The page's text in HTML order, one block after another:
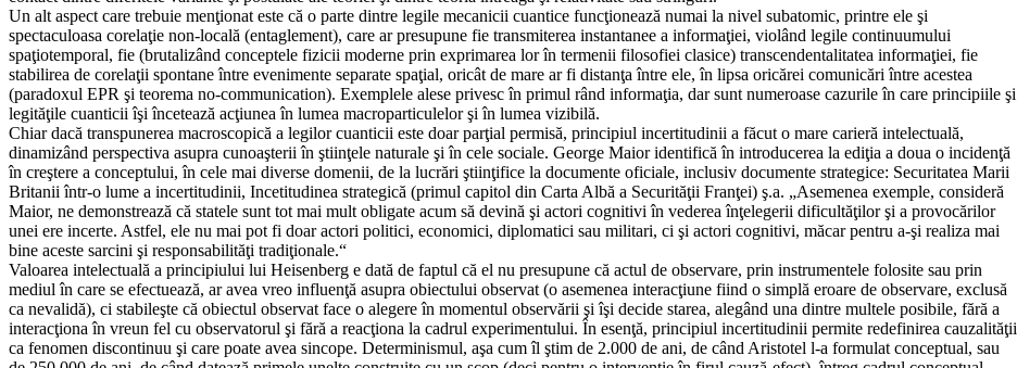
Un alt aspect care trebuie menţionat este că o parte dintre legile mecanicii cuantice funcţionează numai la nivel subatomic, printre ele şi
spectaculoasa corelaţie non-locală (entaglement), care ar presupune fie transmiterea instantanee a informaţiei, violând legile continuumului
spaţiotemporal, fie (brutalizând conceptele fizicii moderne prin exprimarea lor în termenii filosofiei clasice) transcendentalitatea informaţiei, fie
stabilirea de corelaţii spontane între evenimente separate spaţial, oricât de mare ar fi distanţa între ele, în lipsa oricărei comunicări între acestea
(paradoxul EPR şi teorema no-communication). Exemplele alese privesc în primul rând informaţia, dar sunt numeroase cazurile în care principiile şi
legităţile cuanticii îşi încetează acţiunea în lumea macroparticulelor şi în lumea vizibilă.
Chiar dacă transpunerea macroscopică a legilor cuanticii este doar parţial permisă, principiul incertitudinii a făcut o mare carieră intelectuală,
dinamizând perspectiva asupra cunoaşterii în ştiinţele naturale şi în cele sociale. George Maior identifică în introducerea la ediţia a doua o incidenţă
în creştere a conceptului, în cele mai diverse domenii, de la lucrări ştiinţifice la documente oficiale, inclusiv documente strategice: Securitatea Marii
Britanii într-o lume a incertitudinii, Incetitudinea strategică (primul capitol din Carta Albă a Securităţii Franţei) ş.a. „Asemenea exemple, consideră
Maior, ne demonstrează că statele sunt tot mai mult obligate acum să devină şi actori cognitivi în vederea înţelegerii dificultăţilor şi a provocărilor
unei ere incerte. Astfel, ele nu mai pot fi doar actori politici, economici, diplomatici sau militari, ci şi actori cognitivi, măcar pentru a-şi realiza mai
bine aceste sarcini şi responsabilităţi tradiţionale.“
Valoarea intelectuală a principiului lui Heisenberg e dată de faptul că el nu presupune că actul de observare, prin instrumentele folosite sau prin
mediul în care se efectuează, ar avea vreo influenţă asupra obiectului observat (o asemenea interacţiune fiind o simplă eroare de observare, exclusă
ca nevalidă), ci stabileşte că obiectul observat face o alegere în momentul observării şi îşi decide starea, alegând una dintre multele posibile, fără a
interacţiona în vreun fel cu observatorul şi fără a reacţiona la cadrul experimentului. În esenţă, principiul incertitudinii permite redefinirea cauzalităţii
ca fenomen discontinuu şi care poate avea sincope. Determinismul, aşa cum îl ştim de 2.000 de ani, de când Aristotel l-a formulat conceptual, sau